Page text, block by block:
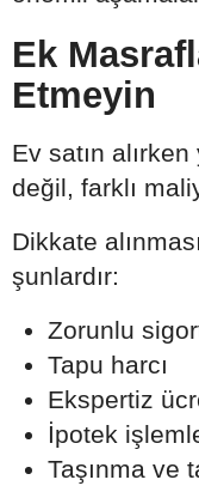
Ek
Etmeyin
Ev satın
değil, farklı
Dikkate
şunlardır:
Zorunlu
Tapu harcı
Ekspertiz
İpotek
Taşınma ve